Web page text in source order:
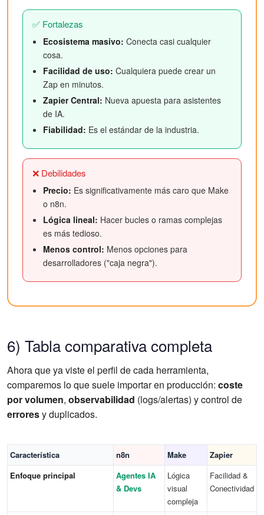
✅ Fortalezas
Ecosistema masivo: Conecta casi cualquier
cosa.
Facilidad de uso: Cualquiera puede crear un
Zap en minutos.
Zapier Central: Nueva apuesta para asistentes
de IA.
Fiabilidad: Es el estándar de la industria.
❌ Debilidades
Precio: Es significativamente más caro que Make
o n8n.
Lógica lineal: Hacer bucles o ramas complejas
es más tedioso.
Menos control: Menos opciones para
desarrolladores ("caja negra").
6) Tabla comparativa completa
Ahora que ya viste el perfil de cada herramienta,
comparemos lo que suele importar en producción: coste
por volumen, observabilidad (logs/alertas) y control de
erroresy duplicados.
Característica n8n Make
Zapier
Enfoque principal
Agentes IA
& Devs
Lógica
visual
compleja
Facilidad &
Conectividad